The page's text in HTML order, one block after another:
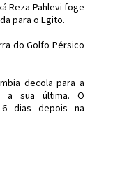
Reza Pahlevi foge
para o Egito.
do Golfo Pérsico
decola para a
a sua última. O
dias depois na